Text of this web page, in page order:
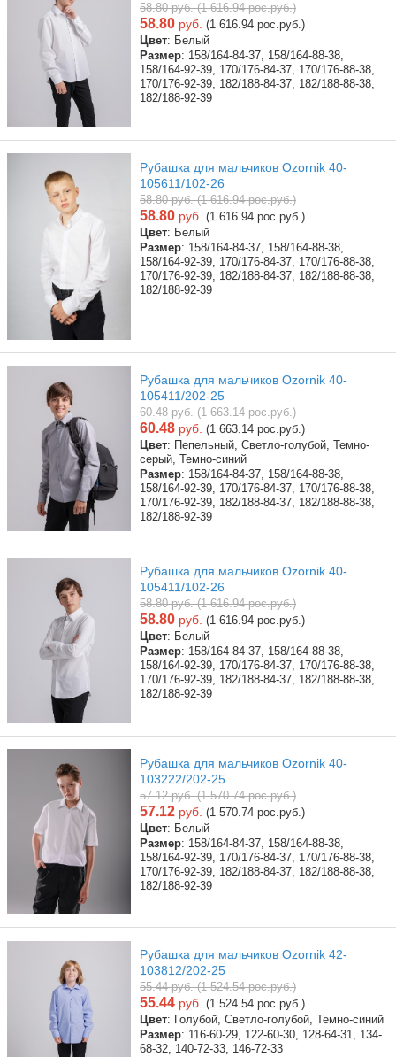
58.80 руб. (1 616.94 рос.руб.)
58.80 руб. (1 616.94 рос.руб.)
Цвет: Белый
Размер: 158/164-84-37, 158/164-88-38,
158/164-92-39, 170/176-84-37, 170/176-88-38,
170/176-92-39, 182/188-84-37, 182/188-88-38,
182/188-92-39
Рубашка для мальчиков Ozornik 40-
105611/102-26
58.80 руб. (1 616.94 рос.руб.)
58.80 руб. (1 616.94 рос.руб.)
Цвет: Белый
Размер: 158/164-84-37, 158/164-88-38,
158/164-92-39, 170/176-84-37, 170/176-88-38,
170/176-92-39, 182/188-84-37, 182/188-88-38,
182/188-92-39
Рубашка для мальчиков Ozornik 40-
105411/202-25
60.48 руб. (1 663.14 рос.руб.)
60.48 руб. (1 663.14 рос.руб.)
Цвет: Пепельный, Светло-голубой, Темно-
серый, Темно-синий
Размер: 158/164-84-37, 158/164-88-38,
158/164-92-39, 170/176-84-37, 170/176-88-38,
170/176-92-39, 182/188-84-37, 182/188-88-38,
182/188-92-39
Рубашка для мальчиков Ozornik 40-
105411/102-26
58.80 руб. (1 616.94 рос.руб.)
58.80 руб. (1 616.94 рос.руб.)
Цвет: Белый
Размер: 158/164-84-37, 158/164-88-38,
158/164-92-39, 170/176-84-37, 170/176-88-38,
170/176-92-39, 182/188-84-37, 182/188-88-38,
182/188-92-39
Рубашка для мальчиков Ozornik 40-
103222/202-25
57.12 руб. (1 570.74 рос.руб.)
57.12 руб. (1 570.74 рос.руб.)
Цвет: Белый
Размер: 158/164-84-37, 158/164-88-38,
158/164-92-39, 170/176-84-37, 170/176-88-38,
170/176-92-39, 182/188-84-37, 182/188-88-38,
182/188-92-39
Рубашка для мальчиков Ozornik 42-
103812/202-25
55.44 руб. (1 524.54 рос.руб.)
55.44 руб. (1 524.54 рос.руб.)
Цвет: Голубой, Светло-голубой, Темно-синий
Размер: 116-60-29, 122-60-30, 128-64-31, 134-
68-32, 140-72-33, 146-72-33